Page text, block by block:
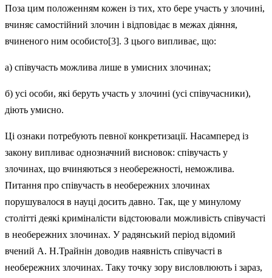
Поза цим положенням кожен із тих, хто бере участь у злочині,
вчиняє самостійний злочин і відпо­відає в межах діяння,
вчиненого ним особисто[3]. З цього випливає, що:
а) співучасть можлива лише в умисних злочинах;
б) усі особи, які беруть участь у злочині (усі співучасники),
діють умисно.
Ці ознаки потребують певної конкретизації. Насамперед із
закону випливає однозначний висновок: співучасть у
злочинах, що вчиняються з необережності, неможлива.
Питання про співучасть в необережних злочинах
порушувалося в науці досить давно. Так, ще у минулому
столітті деякі криміналісти відстоювали можливість співучасті
в необережних злочинах. У радянський період відомий
вчений А. Н.Трайнін доводив наявність співучасті в
необережних злочинах. Таку точку зору висловлюють і зараз,